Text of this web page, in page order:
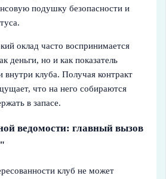
подушку безопасности и
оклад часто воспринимается
деньги, но и как показатель
внутри клуба. Получая контракт
что на него собираются
в запасе.
ведомости: главный вызов
клуб не может